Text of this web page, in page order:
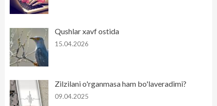
Qushlar xavf ostida
15.04.2026
Zilzilani o'rganmasa ham bo'laveradimi?
09.04.2025